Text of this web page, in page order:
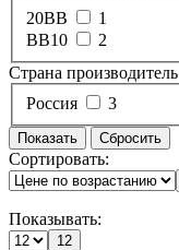
20ВВ
1
ВВ10
2
Страна производитель
Россия
3
Показать Cбросить
Сортировать:
Показывать:
12